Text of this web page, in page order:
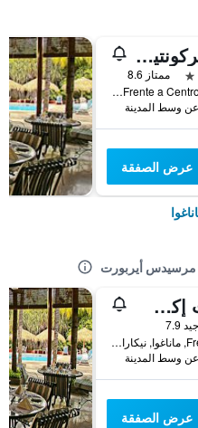
ريال إنتركونتينينتال ماناجوا آت ميتروسينترو مول باي آيتش جي
ممتاز 8.6
Frente a Centro Comercial, ماناغوا, نيكاراجوا
عرض الصفقة
مرسيدس أيربورت
أيربورت إكس ماناجوا هوتل
جيد 7.9
Frente Iglesia, ماناغوا, نيكاراجوا
عرض الصفقة